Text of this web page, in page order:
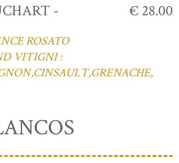
-
ROSATO
VITIGNI :
€ 28.00